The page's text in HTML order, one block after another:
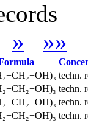
» »»
techn.
techn.
techn.
techn.